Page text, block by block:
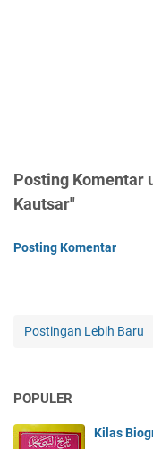
Posting Komentar
Kautsar"
Posting Komentar
Postingan Lebih Baru
POPULER
Kilas